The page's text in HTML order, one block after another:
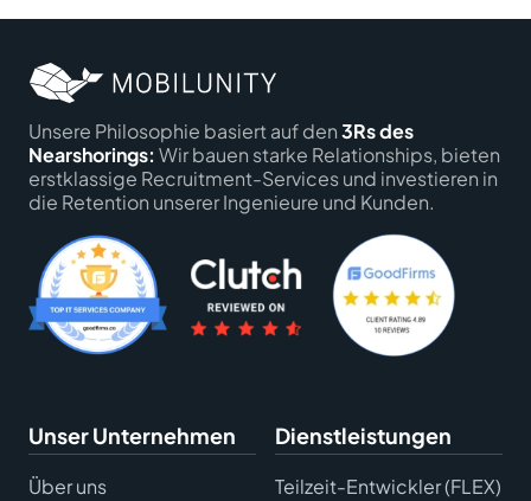
Unsere Philosophie basiert auf den3Rs des
Nearshorings: Wir bauen starke Relationships, bieten
erstklassige Recruitment-Services und investieren in
die Retention unserer Ingenieure und Kunden.
Unser Unternehmen
Über uns
Dienstleistungen
Teilzeit-Entwickler (FLEX)